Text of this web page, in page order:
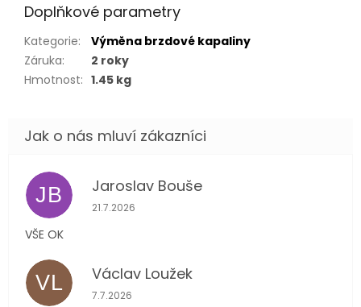
Doplňkové parametry
Kategorie:
Výměna brzdové kapaliny
Záruka:
2 roky
Hmotnost: 1.45 kg
JB Jaroslav Bouše
Hodnocení obchodu je 5 z 5 hvězdiček.
21.7.2026
VŠE OK
VL Václav Loužek
Hodnocení obchodu je 5 z 5 hvězdiček.
7.7.2026